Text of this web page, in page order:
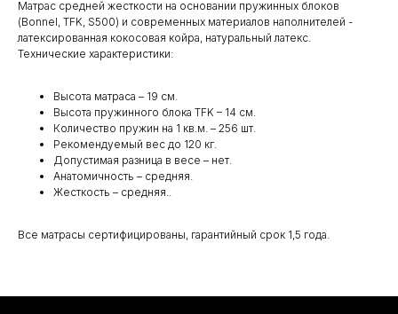
Матрас средней жесткости на основании пружинных блоков
(Bonnel, TFK, S500) и современных материалов наполнителей -
латексированная кокосовая койра, натуральный латекс.
Технические характеристики:
Высота матраса – 19 см.
Высота пружинного блока TFK – 14 см.
Количество пружин на 1 кв.м. – 256 шт.
Рекомендуемый вес до 120 кг.
Допустимая разница в весе – нет.
Анатомичность – средняя.
Жесткость – средняя..
Все матрасы сертифицированы, гарантийный срок 1,5 года.